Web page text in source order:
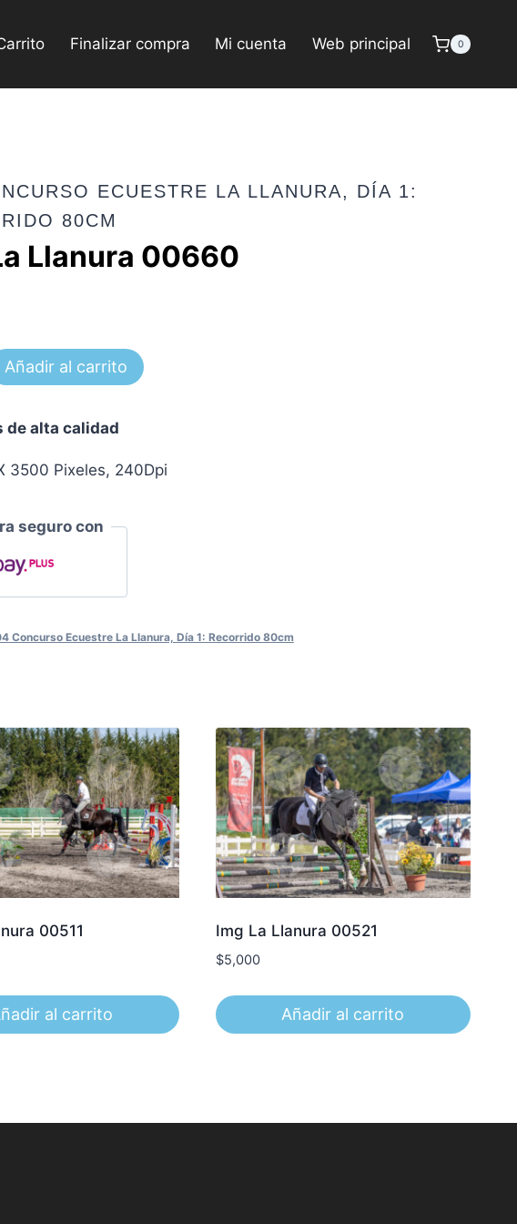
Finalizar compra Mi cuenta Web principal 0
ECUESTRE LA LLANURA, DÍA 1:
80CM
Llanura 00660
Añadir al carrito
de alta calidad
3500 Pixeles, 240Dpi
seguro con
Concurso Ecuestre La Llanura, Día 1: Recorrido 80cm
00511
al carrito
Img La Llanura 00521
$5,000
Añadir al carrito